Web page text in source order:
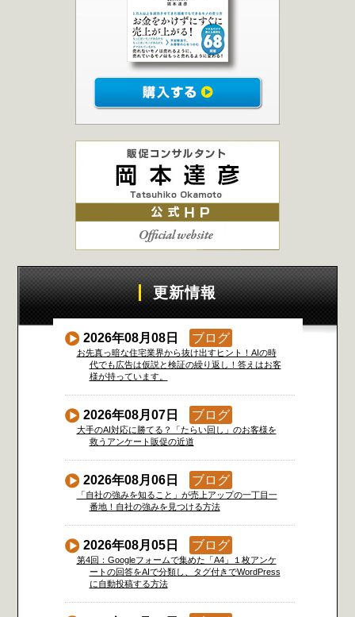
更新情報
2026年08月08日 ブログ
お先真っ暗な住宅業界から抜け出すヒント！AIの時
代でも広告は仮説と検証の繰り返し！答えはお客
様が持っています。
2026年08月07日 ブログ
大手のAI対応に勝てる？「たらい回し」のお客様を
救うアンケート販促の近道
2026年08月06日 ブログ
「自社の強みを知ること」が売上アップの一丁目一
番地！自社の強みを見つける方法
2026年08月05日 ブログ
第4回：Googleフォームで集めた「A4」１枚アンケ
ートの回答をAIで分類し、タグ付きでWordPress
に自動投稿する方法